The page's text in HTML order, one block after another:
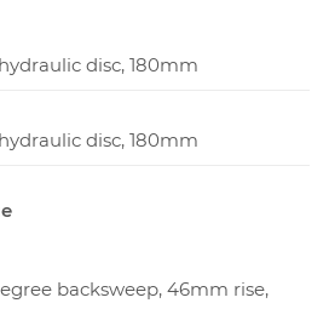
disc, 180mm
disc, 180mm
backsweep, 46mm rise,